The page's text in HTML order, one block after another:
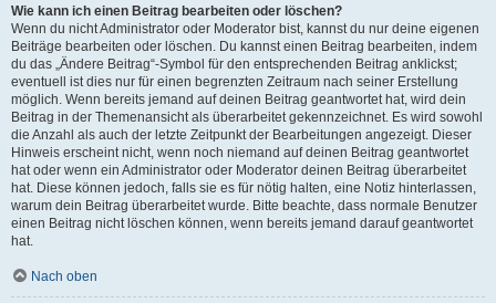
Wie kann ich einen Beitrag bearbeiten oder löschen?
Wenn du nicht Administrator oder Moderator bist, kannst du nur deine eigenen
Beiträge bearbeiten oder löschen. Du kannst einen Beitrag bearbeiten, indem
du das „Ändere Beitrag“-Symbol für den entsprechenden Beitrag anklickst;
eventuell ist dies nur für einen begrenzten Zeitraum nach seiner Erstellung
möglich. Wenn bereits jemand auf deinen Beitrag geantwortet hat, wird dein
Beitrag in der Themenansicht als überarbeitet gekennzeichnet. Es wird sowohl
die Anzahl als auch der letzte Zeitpunkt der Bearbeitungen angezeigt. Dieser
Hinweis erscheint nicht, wenn noch niemand auf deinen Beitrag geantwortet
hat oder wenn ein Administrator oder Moderator deinen Beitrag überarbeitet
hat. Diese können jedoch, falls sie es für nötig halten, eine Notiz hinterlassen,
warum dein Beitrag überarbeitet wurde. Bitte beachte, dass normale Benutzer
einen Beitrag nicht löschen können, wenn bereits jemand darauf geantwortet
hat.
Nach oben